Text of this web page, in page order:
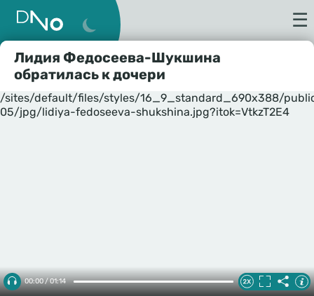
☰
Лидия Федосеева-Шукшина
обратилась к дочери
/sites/default/files/styles/16_9_standard_690x388/
05/jpg/lidiya-fedoseeva-shukshina.jpg?itok=VtkzT2E4
00:00 / 01:14